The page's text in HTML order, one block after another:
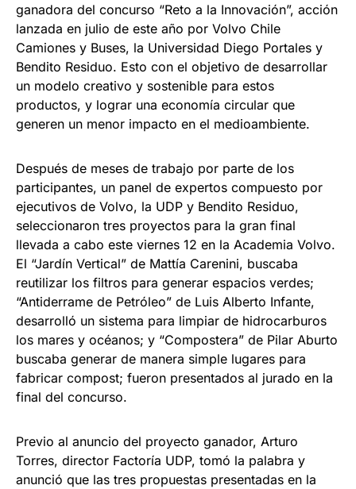
ganadora del concurso “Reto a la Innovación”, acción
lanzada en julio de este año por Volvo Chile
Camiones y Buses, la Universidad Diego Portales y
Bendito Residuo. Esto con el objetivo de desarrollar
un modelo creativo y sostenible para estos
productos, y lograr una economía circular que
generen un menor impacto en el medioambiente.
Después de meses de trabajo por parte de los
participantes, un panel de expertos compuesto por
ejecutivos de Volvo, la UDP y Bendito Residuo,
seleccionaron tres proyectos para la gran final
llevada a cabo este viernes 12 en la Academia Volvo.
El “Jardín Vertical” de Mattía Carenini, buscaba
reutilizar los filtros para generar espacios verdes;
“Antiderrame de Petróleo” de Luis Alberto Infante,
desarrolló un sistema para limpiar de hidrocarburos
los mares y océanos; y “Compostera” de Pilar Aburto
buscaba generar de manera simple lugares para
fabricar compost; fueron presentados al jurado en la
final del concurso.
Previo al anuncio del proyecto ganador, Arturo
Torres, director Factoría UDP, tomó la palabra y
anunció que las tres propuestas presentadas en la